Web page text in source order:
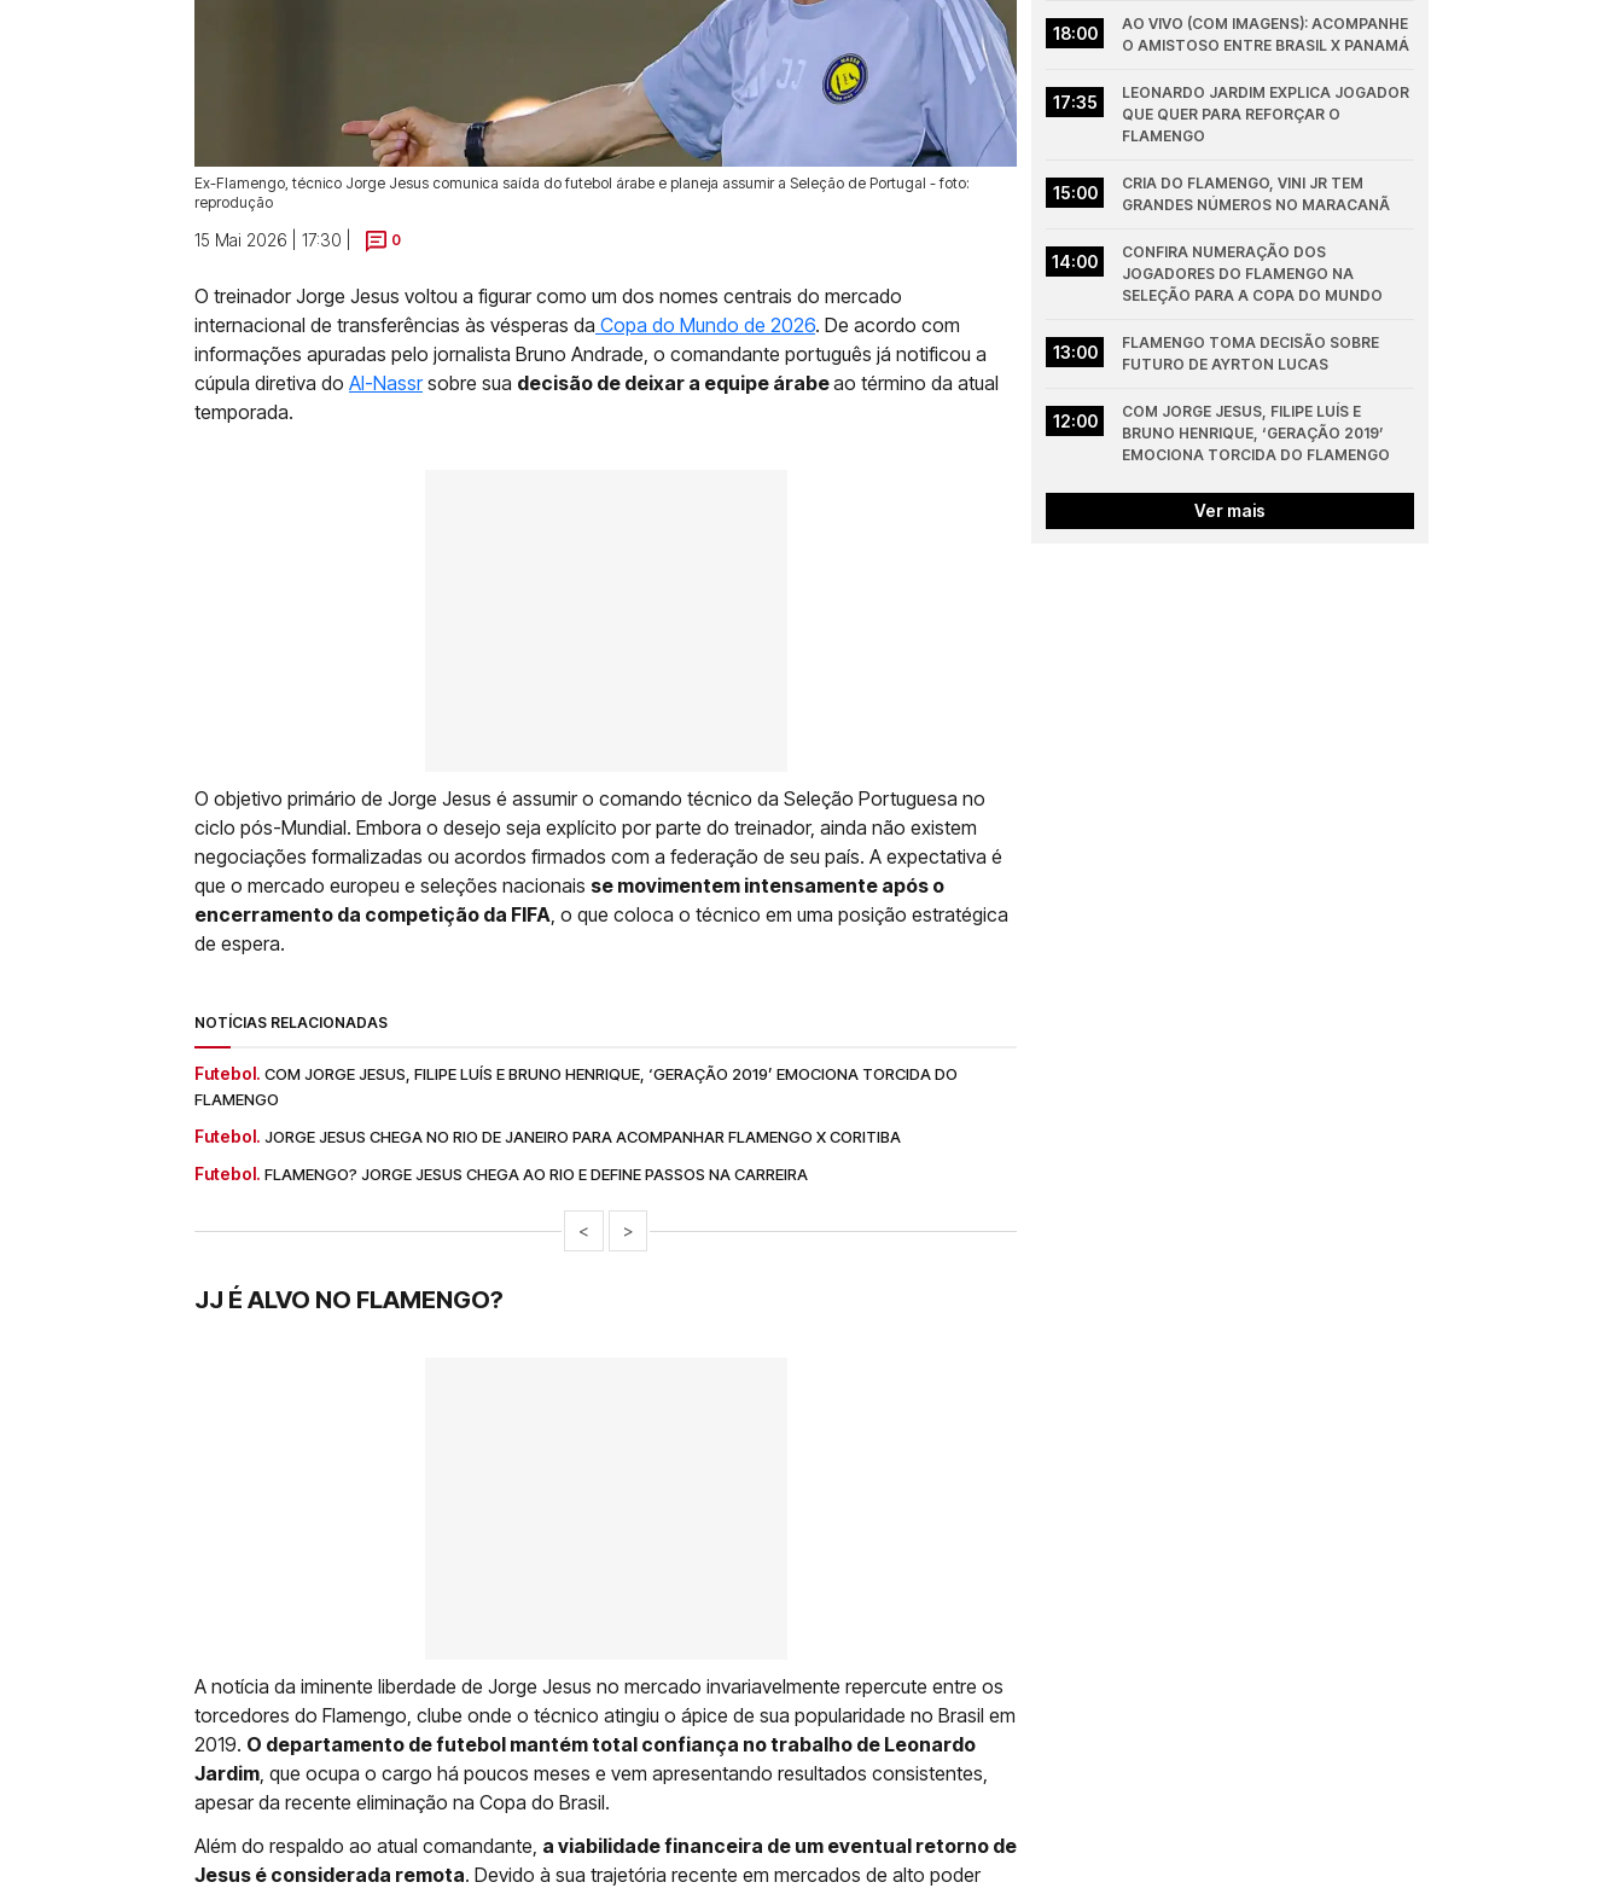
Ex-Flamengo, técnico Jorge Jesus comunica saída do futebol árabe e planeja assumir a Seleção de Portugal - foto:
reprodução
15 Mai 2026 | 17:30 | 0
O treinador Jorge Jesus voltou a figurar como um dos nomes centrais do mercado
internacional de transferências às vésperas da Copa do Mundo de 2026. De acordo com
informações apuradas pelo jornalista Bruno Andrade, o comandante português já notificou a
cúpula diretiva do Al-Nassrsobre sua decisão de deixar a equipe árabeao término da atual
temporada.
O objetivo primário de Jorge Jesus é assumir o comando técnico da Seleção Portuguesa no
ciclo pós-Mundial. Embora o desejo seja explícito por parte do treinador, ainda não existem
negociações formalizadas ou acordos firmados com a federação de seu país. A expectativa é
que o mercado europeu e seleções nacionais se movimentem intensamente após o
encerramento da competição da FIFA, o que coloca o técnico em uma posição estratégica
de espera.
NOTÍCIAS RELACIONADAS
Futebol. COM JORGE JESUS, FILIPE LUÍS E BRUNO HENRIQUE, ‘GERAÇÃO 2019’ EMOCIONA TORCIDA DO
FLAMENGO
Futebol. JORGE JESUS CHEGA NO RIO DE JANEIRO PARA ACOMPANHAR FLAMENGO X CORITIBA
Futebol. FLAMENGO? JORGE JESUS CHEGA AO RIO E DEFINE PASSOS NA CARREIRA
< >
JJ É ALVO NO FLAMENGO?
A notícia da iminente liberdade de Jorge Jesus no mercado invariavelmente repercute entre os
torcedores do Flamengo, clube onde o técnico atingiu o ápice de sua popularidade no Brasil em
2019. O departamento de futebol mantém total confiança no trabalho de Leonardo
Jardim, que ocupa o cargo há poucos meses e vem apresentando resultados consistentes,
apesar da recente eliminação na Copa do Brasil.
Além do respaldo ao atual comandante, a viabilidade financeira de um eventual retorno de
Jesus é considerada remota. Devido à sua trajetória recente em mercados de alto poder
18:00
AO VIVO (COM IMAGENS): ACOMPANHE
O AMISTOSO ENTRE BRASIL X PANAMÁ
17:35
LEONARDO JARDIM EXPLICA JOGADOR
QUE QUER PARA REFORÇAR O
FLAMENGO
15:00
CRIA DO FLAMENGO, VINI JR TEM
GRANDES NÚMEROS NO MARACANÃ
14:00
CONFIRA NUMERAÇÃO DOS
JOGADORES DO FLAMENGO NA
SELEÇÃO PARA A COPA DO MUNDO
13:00
FLAMENGO TOMA DECISÃO SOBRE
FUTURO DE AYRTON LUCAS
12:00
COM JORGE JESUS, FILIPE LUÍS E
BRUNO HENRIQUE, ‘GERAÇÃO 2019’
EMOCIONA TORCIDA DO FLAMENGO
Ver mais